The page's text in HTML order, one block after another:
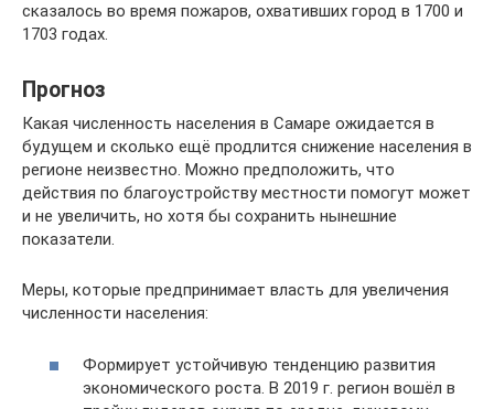
сказалось во время пожаров, охвативших город в 1700 и
1703 годах.
Прогноз
Какая численность населения в Самаре ожидается в
будущем и сколько ещё продлится снижение населения в
регионе неизвестно. Можно предположить, что
действия по благоустройству местности помогут может
и не увеличить, но хотя бы сохранить нынешние
показатели.
Меры, которые предпринимает власть для увеличения
численности населения:
Формирует устойчивую тенденцию развития
экономического роста. В 2019 г. регион вошёл в